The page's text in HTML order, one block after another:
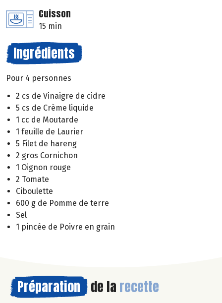
Cuisson
15 min
Ingrédients
Pour 4 personnes
2 cs de Vinaigre de cidre
5 cs de Crème liquide
1 cc de Moutarde
1 feuille de Laurier
5 Filet de hareng
2 gros Cornichon
1 Oignon rouge
2 Tomate
Ciboulette
600 g de Pomme de terre
Sel
1 pincée de Poivre en grain
Préparation de la recette